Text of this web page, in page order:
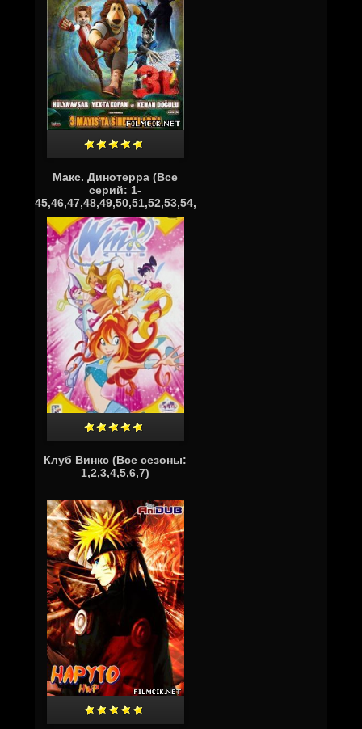
Макс. Динотерра (Все
серий: 1-
45,46,47,48,49,50,51,52,53,54,55)
Клуб Винкс (Все сезоны:
1,2,3,4,5,6,7)